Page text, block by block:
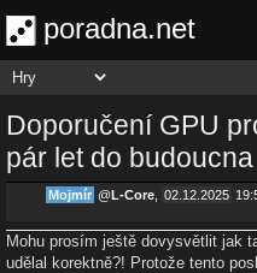
poradna.net
Doporučení GPU
pár let do budoucna
Mojmír @L-Core 02.12.2025
Mohu prosím ještě dovysvětlit jak
udělal korektně?! Protože tento